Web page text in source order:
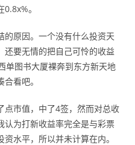
。
的原因。一个没有什么投资天
还要无情的把自己可怜的收益
单图书大厦裸奔到东方新天地
看吧。
点市值，中了4签，然而对总收
认为打新收益率完全是与彩票
水平，所以并未计算在内。